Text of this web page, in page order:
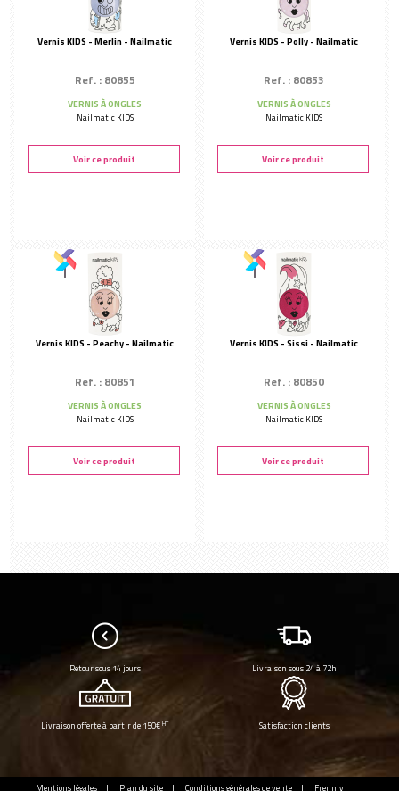
Maquillage artistique
MANUCURIE
Vernis KIDS
LINGE
AUTRES MARQUES
Les tendances d'Emma
Vernis KIDS - Merlin - Nailmatic
Ref. : 80855
VERNIS À ONGLES
Nailmatic KIDS
Voir ce produit
Vernis KIDS - Polly - Nailmatic
Ref. : 80853
VERNIS À ONGLES
Nailmatic KIDS
Voir ce produit
Vernis KIDS - Peachy - Nailmatic
Ref. : 80851
VERNIS À ONGLES
Nailmatic KIDS
Voir ce produit
Vernis KIDS - Sissi - Nailmatic
Ref. : 80850
VERNIS À ONGLES
Nailmatic KIDS
Voir ce produit
Retour sous 14 jours Livraison sous 24 à 72h
Livraison offerte à partir de 150€HT Satisfaction clients
Mentions légales Plan du site Conditions générales de vente Frennly